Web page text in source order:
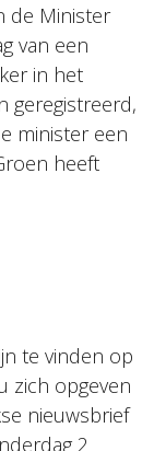
de Minister
van een
in het
geregistreerd,
minister een
heeft
te vinden op
zich opgeven
nieuwsbrief
2